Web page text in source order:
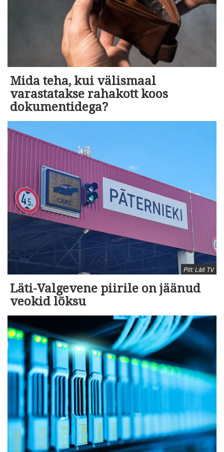
Mida teha, kui välismaal
varastatakse rahakott koos
dokumentidega?
Pilt: Läti TV
Läti-Valgevene piirile on jäänud
veokid lõksu